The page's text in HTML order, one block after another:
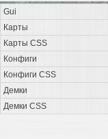
Gui
Карты
Карты CSS
Конфиги
Конфиги CSS
Демки
Демки CSS